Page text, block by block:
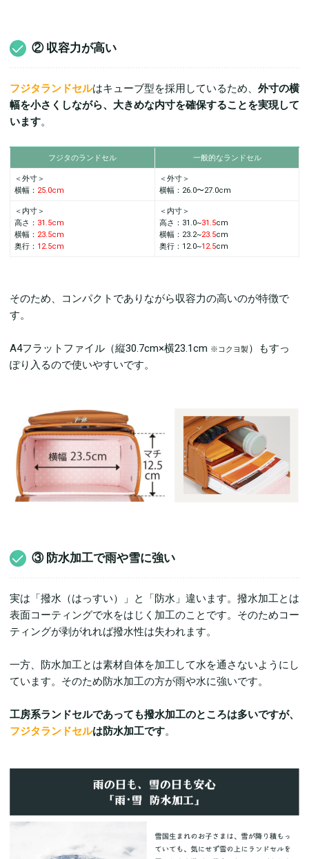
② 収容力が高い
フジタランドセルはキューブ型を採用しているため、 外寸の横
幅を小さくしながら、大きめな内寸を確保することを実現して
います。
フジタのランドセル 一般的なランドセル
＜外寸＞
横幅： 25.0cm
＜外寸＞
横幅：26.0〜27.0cm
＜内寸＞
高さ： 31.5cm
横幅： 23.5cm
奥行： 12.5cm
＜内寸＞
高さ：31.0~31.5cm
横幅：23.2~23.5cm
奥行：12.0~12.5cm
そのため、コンパクトでありながら収容力の高いのが特徴で
す。
A4フラットファイル（縦30.7cm×横23.1cm ※コクヨ製）もすっ
ぽり入るので使いやすいです。
③ 防水加工で雨や雪に強い
実は「撥水（はっすい）」と「防水」違います。撥水加工とは
表面コーティングで水をはじく加工のことです。そのためコー
ティングが剥がれれば撥水性は失われます。
一方、防水加工とは素材自体を加工して水を通さないようにし
ています。そのため防水加工の方が雨や水に強いです。
工房系ランドセルであっても撥水加工のところは多いですが、
フジタランドセルは防水加工です。